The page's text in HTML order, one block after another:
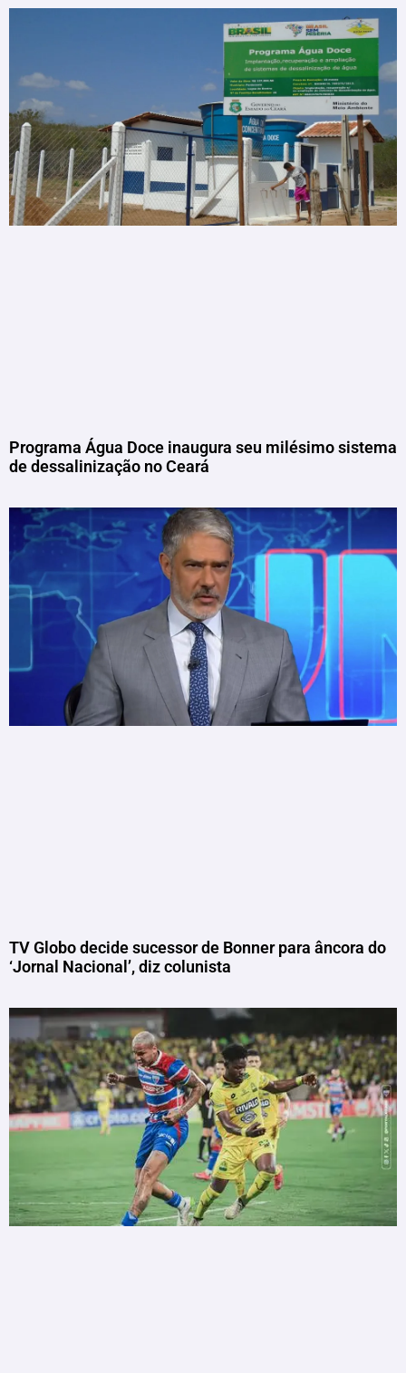
Programa Água Doce inaugura seu milésimo sistema
de dessalinização no Ceará
TV Globo decide sucessor de Bonner para âncora do
‘Jornal Nacional’, diz colunista